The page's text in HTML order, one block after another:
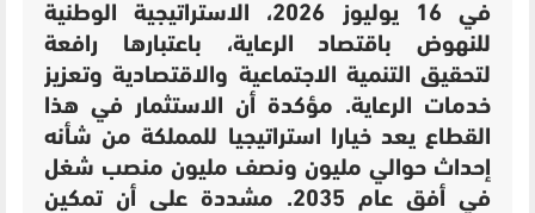
في 16 يوليوز 2026، الاستراتيجية الوطنية
للنهوض باقتصاد الرعاية، باعتبارها رافعة
لتحقيق التنمية الاجتماعية والاقتصادية وتعزيز
خدمات الرعاية. مؤكدة أن الاستثمار في هذا
القطاع يعد خيارا استراتيجيا للمملكة من شأنه
إحداث حوالي مليون ونصف مليون منصب شغل
في أفق عام 2035. مشددة على أن تمكين